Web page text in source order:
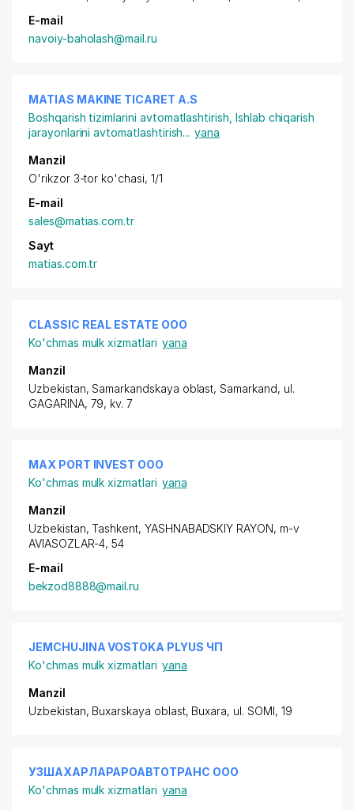
E-mail
navoiy-baholash@mail.ru
MATIAS MAKINE TICARET A.S
Boshqarish tizimlarini avtomatlashtirish Ishlab chiqarish
jarayonlarini avtomatlashtirish... yana
Manzil
O'rikzor 3-tor ko'chasi, 1/1
E-mail
sales@matias.com.tr
Sayt
matias.com.tr
CLASSIC REAL ESTATE ООО
Ko'chmas mulk xizmatlari yana
Manzil
Uzbekistan, Samarkandskaya oblast, Samarkand, ul.
GAGARINA, 79, kv. 7
MAX PORT INVEST ООО
Ko'chmas mulk xizmatlari yana
Manzil
Uzbekistan, Tashkent, YASHNABADSKIY RAYON, m-v
AVIASOZLAR-4, 54
E-mail
bekzod8888@mail.ru
JEMCHUJINA VOSTOKA PLYUS ЧП
Ko'chmas mulk xizmatlari yana
Manzil
Uzbekistan, Buxarskaya oblast, Buxara, ul. SOMI, 19
УЗШАХАРЛАРАРОАВТОТРАНС ООО
Ko'chmas mulk xizmatlari yana